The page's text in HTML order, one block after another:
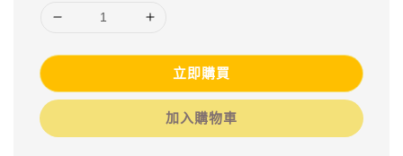
立即購買
加入購物車